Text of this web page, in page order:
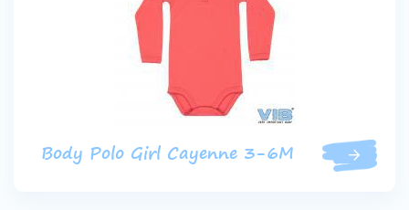
Body Polo Girl Cayenne 3-6M